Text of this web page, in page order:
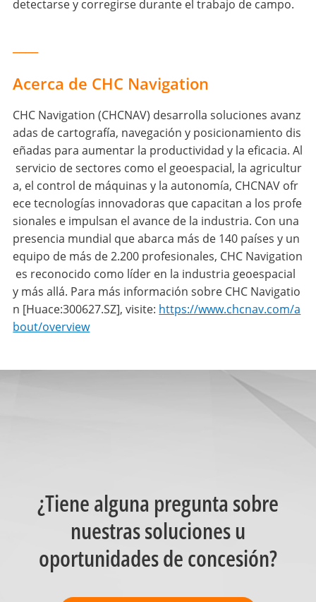
detectarse y corregirse durante el trabajo de campo.
Acerca de CHC Navigation
CHC Navigation (CHCNAV) desarrolla soluciones avanz
adas de cartografía, navegación y posicionamiento dis
eñadas para aumentar la productividad y la eficacia. Al
servicio de sectores como el geoespacial, la agricultur
a, el control de máquinas y la autonomía, CHCNAV ofr
ece tecnologías innovadoras que capacitan a los profe
sionales e impulsan el avance de la industria. Con una
presencia mundial que abarca más de 140 países y un
equipo de más de 2.200 profesionales, CHC Navigation
es reconocido como líder en la industria geoespacial
y más allá. Para más información sobre CHC Navigatio
n [Huace:300627.SZ], visite: https://www.chcnav.com/a
bout/overview
¿Tiene alguna pregunta sobre
nuestras soluciones u
oportunidades de concesión?